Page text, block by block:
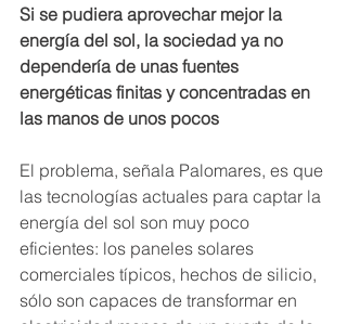
Si se pudiera aprovechar mejor la
energía del sol, la sociedad ya no
dependería de unas fuentes
energéticas finitas y concentradas en
las manos de unos pocos
El problema, señala Palomares, es que
las tecnologías actuales para captar la
energía del sol son muy poco
eficientes: los paneles solares
comerciales típicos, hechos de silicio,
sólo son capaces de transformar en